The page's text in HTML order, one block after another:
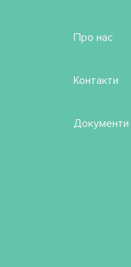
Про нас
Контакти
Документи